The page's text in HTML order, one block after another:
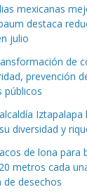
mexicanas
destaca
julio
de
prevención
públicos
Iztapalapa
diversidad y
de lona para
metros cada
de desechos